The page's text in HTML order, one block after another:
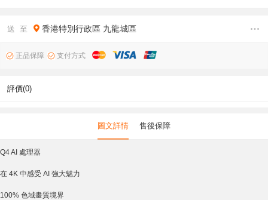
送 至 香港特別行政區 九龍城區
正品保障 支付方式
評價(0)
圖文詳情 售後保障
Q4 AI 處理器
在 4K 中感受 AI 強大魅力
100% 色域畫質境界